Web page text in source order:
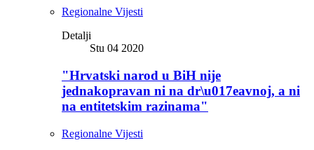
Regionalne Vijesti
Detalji
Stu 04 2020
"Hrvatski narod u BiH nije
jednakopravan ni na dr\u017eavnoj, a ni
na entitetskim razinama"
Regionalne Vijesti